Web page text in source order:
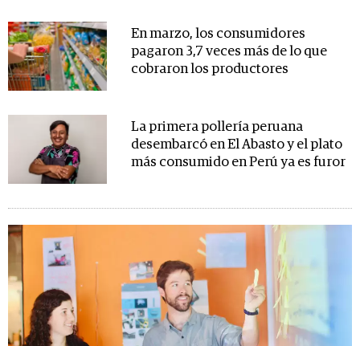
En marzo, los consumidores
pagaron 3,7 veces más de lo que
cobraron los productores
La primera pollería peruana
desembarcó en El Abasto y el plato
más consumido en Perú ya es furor